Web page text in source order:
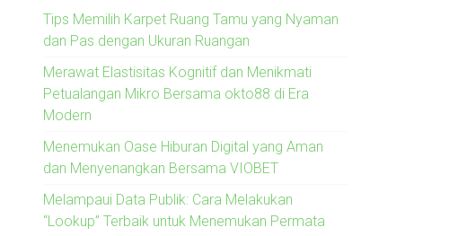
Tips Memilih Karpet Ruang Tamu yang Nyaman
dan Pas dengan Ukuran Ruangan
Merawat Elastisitas Kognitif dan Menikmati
Petualangan Mikro Bersama okto88 di Era
Modern
Menemukan Oase Hiburan Digital yang Aman
dan Menyenangkan Bersama VIOBET
Melampaui Data Publik: Cara Melakukan
“Lookup” Terbaik untuk Menemukan Permata